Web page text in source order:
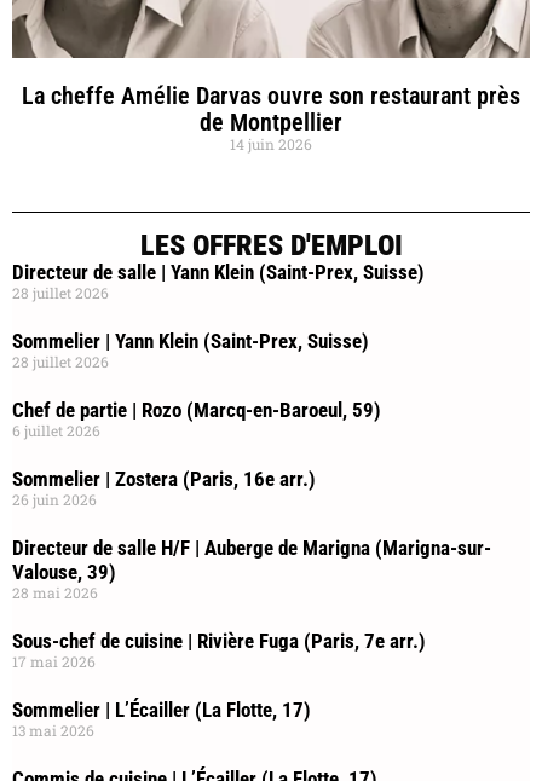
La cheffe Amélie Darvas ouvre son restaurant près
de Montpellier
14 juin 2026
LES OFFRES D'EMPLOI
Directeur de salle | Yann Klein (Saint-Prex, Suisse)
28 juillet 2026
Sommelier | Yann Klein (Saint-Prex, Suisse)
28 juillet 2026
Chef de partie | Rozo (Marcq-en-Baroeul, 59)
6 juillet 2026
Sommelier | Zostera (Paris, 16e arr.)
26 juin 2026
Directeur de salle H/F | Auberge de Marigna (Marigna-sur-
Valouse, 39)
28 mai 2026
Sous-chef de cuisine | Rivière Fuga (Paris, 7e arr.)
17 mai 2026
Sommelier | L’Écailler (La Flotte, 17)
13 mai 2026